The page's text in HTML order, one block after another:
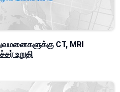
CT, MRI
உறுதி